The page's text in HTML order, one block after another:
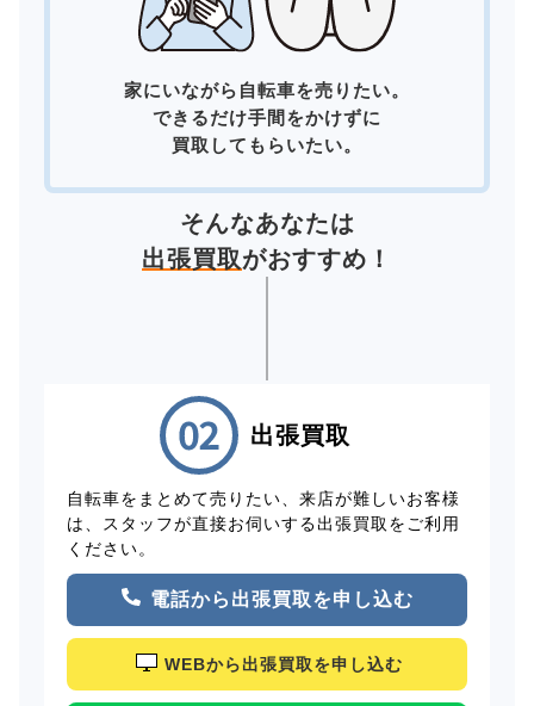
家にいながら自転車を売りたい。
できるだけ手間をかけずに
買取してもらいたい。
そんなあなたは
出張買取がおすすめ！
出張買取
自転車をまとめて売りたい、来店が難しいお客様
は、スタッフが直接お伺いする出張買取をご利用
ください。
電話から出張買取を申し込む
WEBから出張買取を申し込む